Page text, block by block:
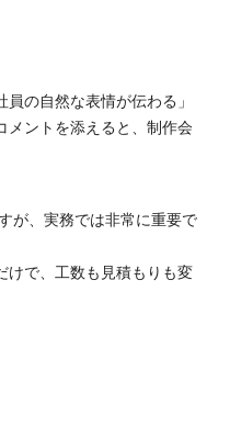
の自然な表情が伝わる」
メントを添えると、制作会
が、実務では非常に重要で
けで、工数も見積もりも変